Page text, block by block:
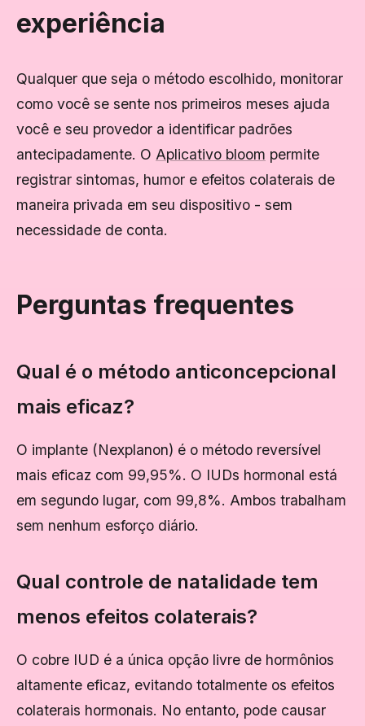
experiência
Qualquer que seja o método escolhido, monitorar
como você se sente nos primeiros meses ajuda
você e seu provedor a identificar padrões
antecipadamente. O Aplicativo bloom permite
registrar sintomas, humor e efeitos colaterais de
maneira privada em seu dispositivo - sem
necessidade de conta.
Perguntas frequentes
Qual é o método anticoncepcional
mais eficaz?
O implante (Nexplanon) é o método reversível
mais eficaz com 99,95%. O IUDs hormonal está
em segundo lugar, com 99,8%. Ambos trabalham
sem nenhum esforço diário.
Qual controle de natalidade tem
menos efeitos colaterais?
O cobre IUD é a única opção livre de hormônios
altamente eficaz, evitando totalmente os efeitos
colaterais hormonais. No entanto, pode causar